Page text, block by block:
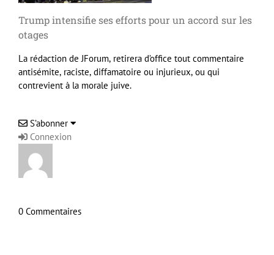
Trump intensifie ses efforts pour un accord sur les
otages
La rédaction de JForum, retirera d’office tout commentaire
antisémite, raciste, diffamatoire ou injurieux, ou qui
contrevient à la morale juive.
S’abonner
Connexion
0 Commentaires